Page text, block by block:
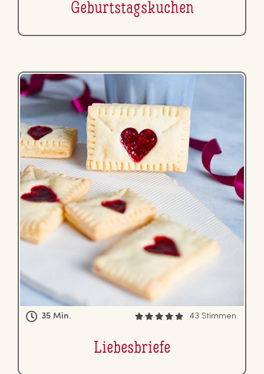
Ge­burts­tags­ku­chen
35 Min. 43 Stimmen
Lie­bes­brie­fe